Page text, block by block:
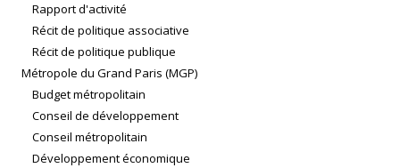
Rapport d'activité
Récit de politique associative
Récit de politique publique
Métropole du Grand Paris (MGP)
Budget métropolitain
Conseil de développement
Conseil métropolitain
Développement économique